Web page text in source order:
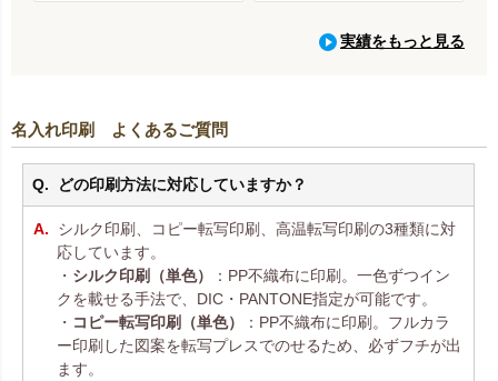
実績をもっと見る
名入れ印刷 よくあるご質問
どの印刷方法に対応していますか？
シルク印刷、コピー転写印刷、高温転写印刷の3種類に対
応しています。
・ シルク印刷（単色）
：PP不織布に印刷。一色ずつイン
クを載せる手法で、DIC・PANTONE指定が可能です。
・ コピー転写印刷（単色）
：PP不織布に印刷。フルカラ
ー印刷した図案を転写プレスでのせるため、必ずフチが出
ます。